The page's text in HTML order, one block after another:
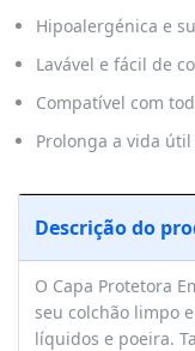
Hipoalergénica e
Lavável e fácil de
Compatível com
Prolonga a vida
Descrição do
O Capa Protetora
seu colchão limpo
líquidos e poeira.